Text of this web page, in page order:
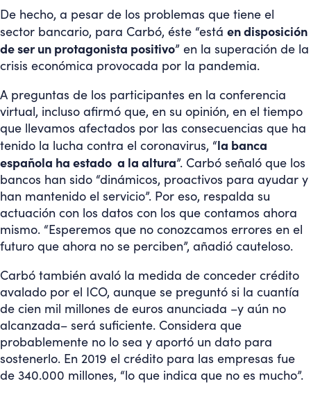
De hecho, a pesar de los problemas que tiene el
sector bancario, para Carbó, éste “está en disposición
de ser un protagonista positivo” en la superación de la
crisis económica provocada por la pandemia.
A preguntas de los participantes en la conferencia
virtual, incluso afirmó que, en su opinión, en el tiempo
que llevamos afectados por las consecuencias que ha
tenido la lucha contra el coronavirus, “la banca
española ha estado a la altura”. Carbó señaló que los
bancos han sido “dinámicos, proactivos para ayudar y
han mantenido el servicio”. Por eso, respalda su
actuación con los datos con los que contamos ahora
mismo. “Esperemos que no conozcamos errores en el
futuro que ahora no se perciben”, añadió cauteloso.
Carbó también avaló la medida de conceder crédito
avalado por el ICO, aunque se preguntó si la cuantía
de cien mil millones de euros anunciada –y aún no
alcanzada– será suficiente. Considera que
probablemente no lo sea y aportó un dato para
sostenerlo. En 2019 el crédito para las empresas fue
de 340.000 millones, “lo que indica que no es mucho”.